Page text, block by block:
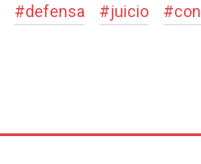
#defensa #juicio #